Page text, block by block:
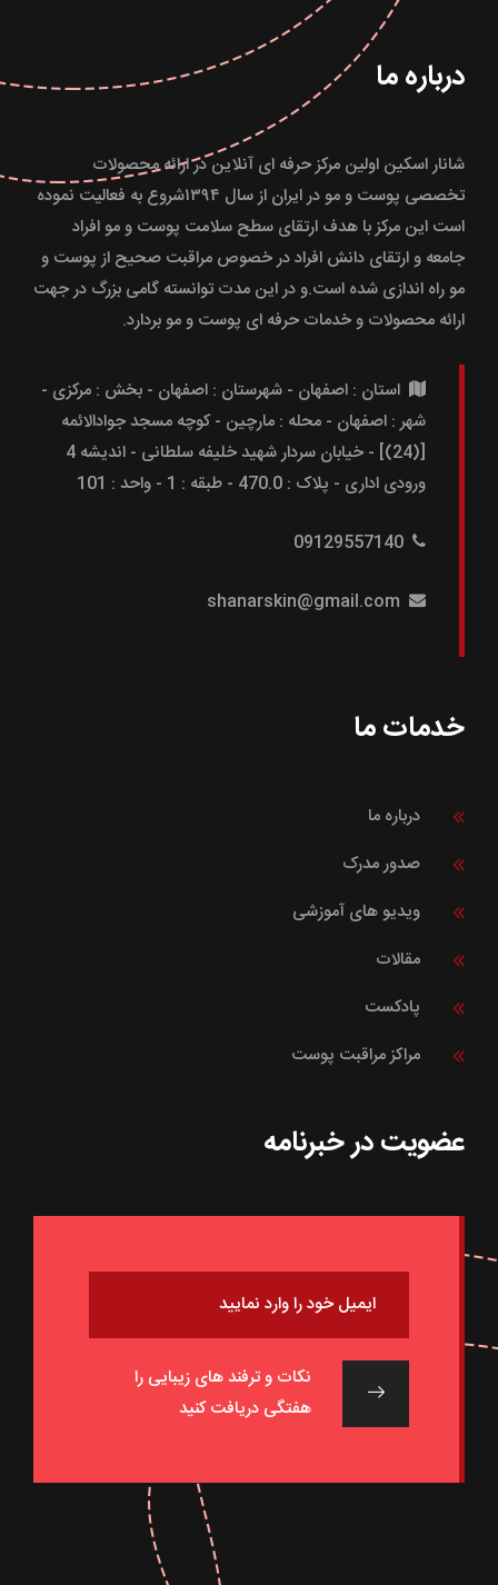
درباره ما
شانار اسکین اولین مرکز حرفه ای آنلاین در ارائه محصولات
تخصصی پوست و مو در ایران از سال ۱۳۹۴شروع به فعالیت نموده
است این مرکز با هدف ارتقای سطح سلامت پوست و مو افراد
جامعه و ارتقای دانش افراد در خصوص مراقبت صحیح از پوست و
مو راه اندازی شده است.و در این مدت توانسته گامی بزرگ در جهت
ارائه محصولات و خدمات حرفه ای پوست و مو بردارد.
استان : اصفهان - شهرستان : اصفهان - بخش : مرکزی -
شهر : اصفهان - محله : مارچین - کوچه مسجد جوادالائمه
[(24)] - خیابان سردار شهید خلیفه سلطانی - اندیشه 4
ورودی اداری - پلاک : 470.0 - طبقه : 1 - واحد : 101
09129557140
shanarskin@gmail.com
خدمات ما
درباره ما
صدور مدرک
ویدیو های آموزشی
مقالات
پادکست
مراکز مراقبت پوست
عضویت در خبرنامه
نکات و ترفند های زیبایی را
هفتگی دریافت کنید